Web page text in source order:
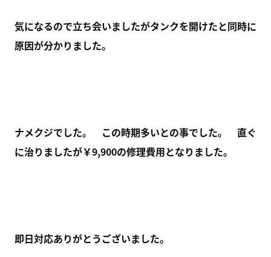
気になるので立ち会いましたがタンクを開けたと同時に
原因が分かりました。
ナメクジでした。 この時期多いとの事でした。 直ぐ
に治りましたが￥9,900の修理費用となりました。
即日対応ありがとうございました。